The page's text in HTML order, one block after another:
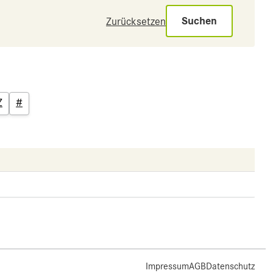
Zurücksetzen Suchen
#
ImpressumAGBDatenschutz